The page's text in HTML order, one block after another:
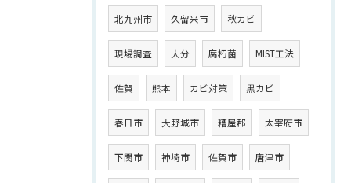
北九州市 久留米市 秋カビ
現場調査 大分 腐朽菌 MIST工法
佐賀 熊本 カビ対策 黒カビ
春日市 大野城市 糟屋郡 太宰府市
下関市 神埼市 佐賀市 唐津市